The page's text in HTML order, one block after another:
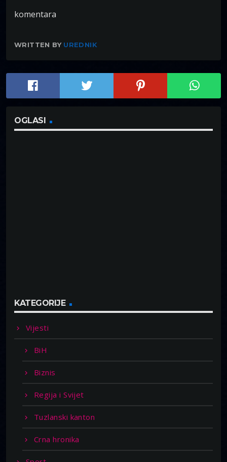
komentara
WRITTEN BY UREDNIK
OGLASI
KATEGORIJE
Vijesti
BiH
Biznis
Regija i Svijet
Tuzlanski kanton
Crna hronika